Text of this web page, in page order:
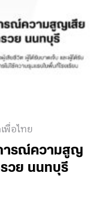
พื่อไทย
การณ์ความสูญ
วย นนทบุรี